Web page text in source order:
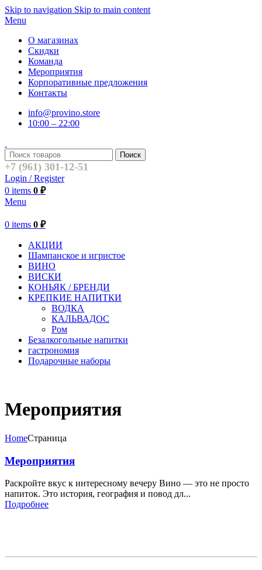
Skip to navigation Skip to main content
Menu
О магазинах
Скидки
Команда
Мероприятия
Корпоративные предложения
Контакты
info@provino.store
10:00 – 22:00
Поиск
+7 (961) 301-12-51
Login / Register
0 items 0 ₽
Menu
0 items 0 ₽
АКЦИИ
Шампанское и игристое
ВИНО
ВИСКИ
КОНЬЯК / БРЕНДИ
КРЕПКИЕ НАПИТКИ
ВОДКА
КАЛЬВАДОС
Ром
Безалкогольные напитки
гастрономия
Подарочные наборы
Мероприятия
HomeСтраница
Мероприятия
Раскройте вкус к интересному вечеру Вино — это не просто
напиток. Это история, география и повод дл...
Подробнее